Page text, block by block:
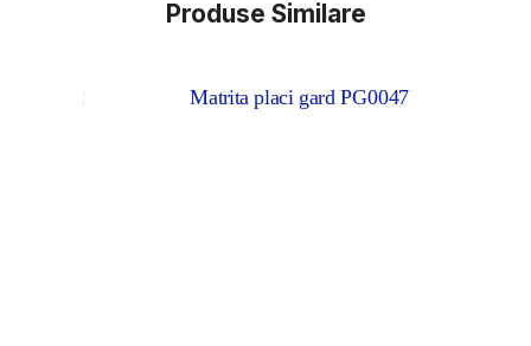
Produse Similare